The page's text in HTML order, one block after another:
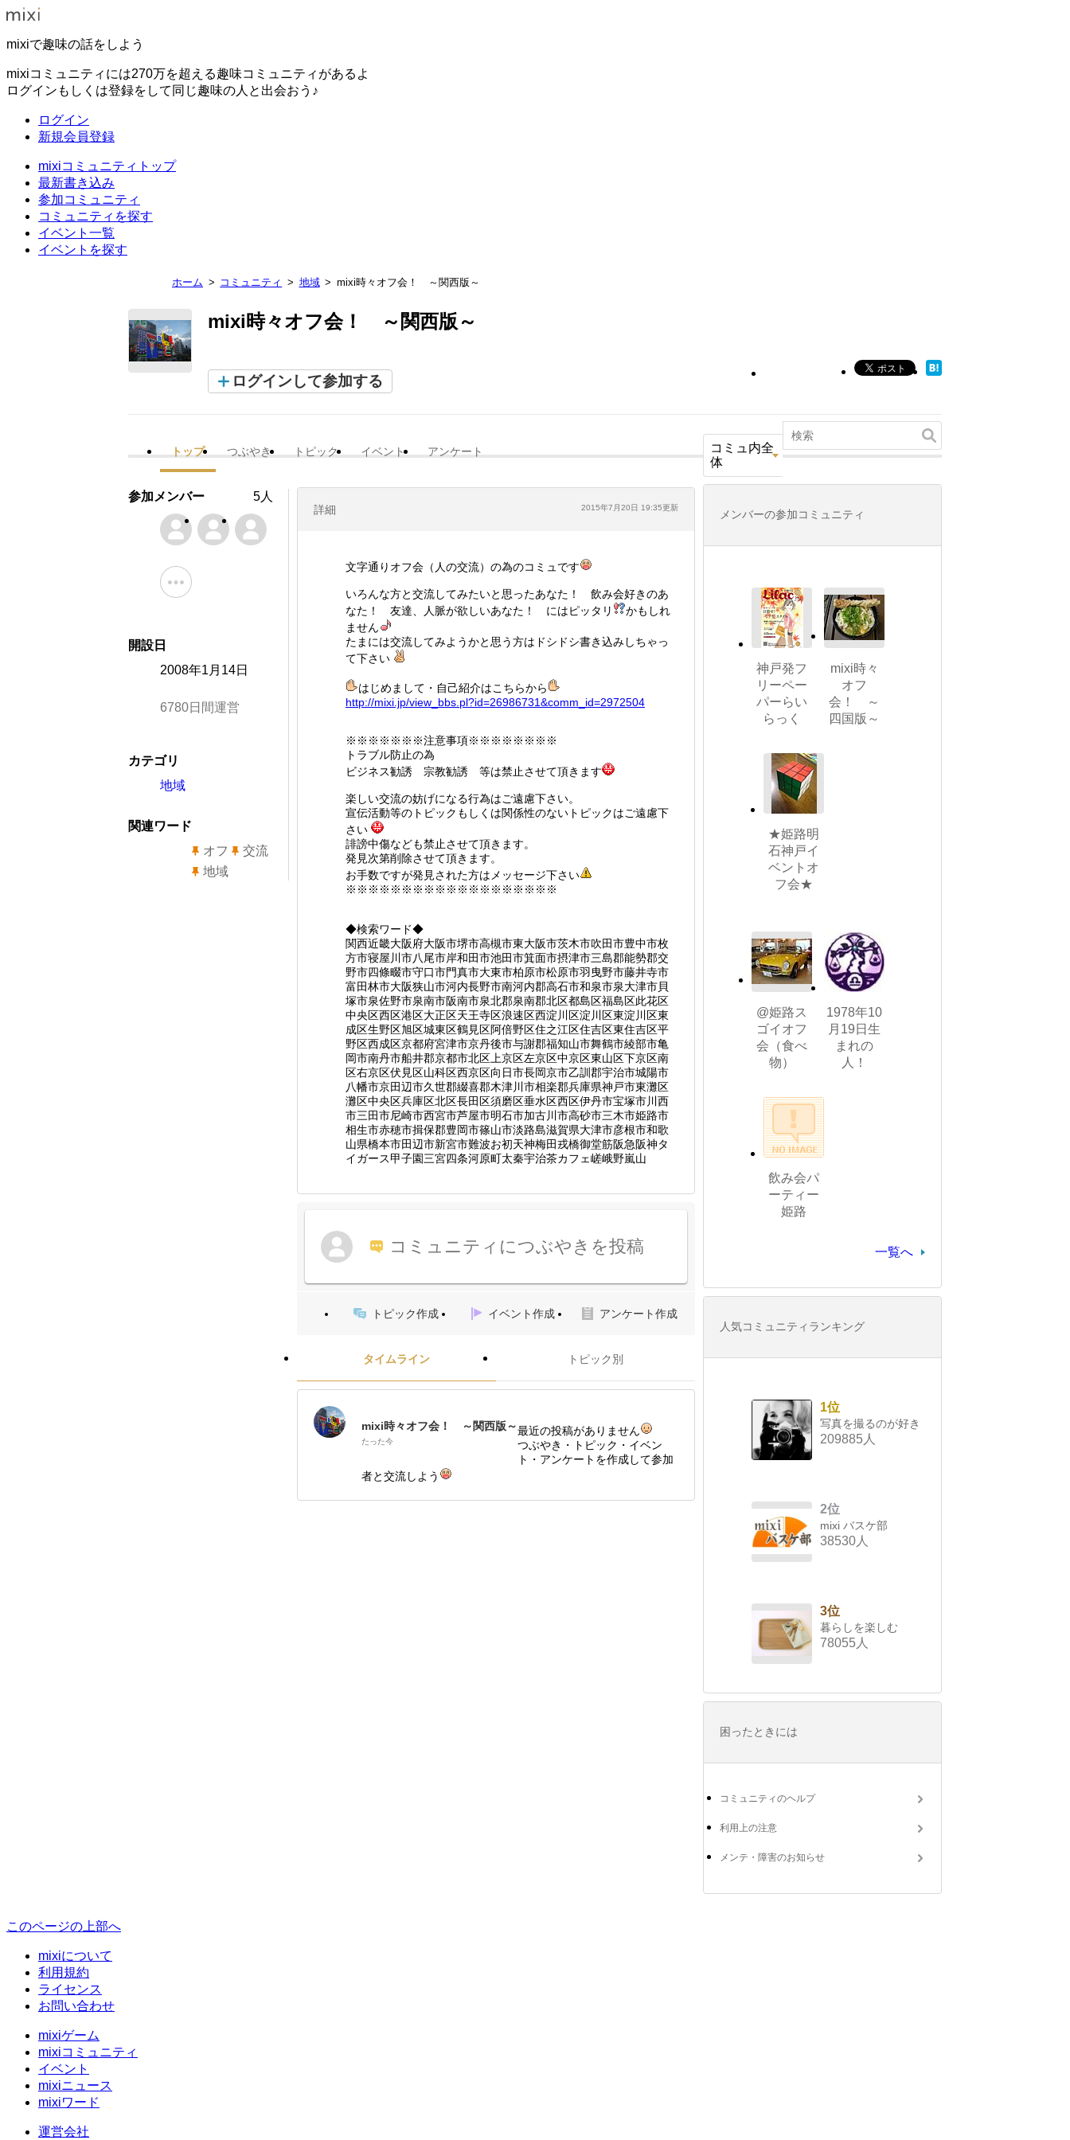
mixiで趣味の話をしよう
mixiコミュニティには270万を超える趣味コミュニティがあるよ
ログインもしくは登録をして同じ趣味の人と出会おう♪
ログイン
新規会員登録
mixiコミュニティトップ
最新書き込み
参加コミュニティ
コミュニティを探す
イベント一覧
イベントを探す
ホーム コミュニティ 地域 mixi時々オフ会！ ～関西版～
mixi時々オフ会！ ～関西版～
ログインして参加する
トップ つぶやき トピック イベント アンケート
コミュ内全
体
詳細 2015年7月20日 19:35更新
文字通りオフ会（人の交流）の為のコミュです
いろんな方と交流してみたいと思ったあなた！ 飲み会好きのあ
なた！ 友達、人脈が欲しいあなた！ にはピッタリ
かもしれ
ません
たまには交流してみようかと思う方はドシドシ書き込みしちゃっ
て下さい
はじめまして・自己紹介はこちらから
http://mixi.jp/view_bbs.pl?id=26986731&comm_id=2972504
※※※※※※※注意事項※※※※※※※※
トラブル防止の為
ビジネス勧誘 宗教勧誘 等は禁止させて頂きます
楽しい交流の妨げになる行為はご遠慮下さい。
宣伝活動等のトピックもしくは関係性のないトピックはご遠慮下
さい
誹謗中傷なども禁止させて頂きます。
発見次第削除させて頂きます。
お手数ですが発見された方はメッセージ下さい
※※※※※※※※※※※※※※※※※※※
◆検索ワード◆
関西近畿大阪府大阪市堺市高槻市東大阪市茨木市吹田市豊中市枚
方市寝屋川市八尾市岸和田市池田市箕面市摂津市三島郡能勢郡交
野市四條畷市守口市門真市大東市柏原市松原市羽曳野市藤井寺市
富田林市大阪狭山市河内長野市南河内郡高石市和泉市泉大津市貝
塚市泉佐野市泉南市阪南市泉北郡泉南郡北区都島区福島区此花区
中央区西区港区大正区天王寺区浪速区西淀川区淀川区東淀川区東
成区生野区旭区城東区鶴見区阿倍野区住之江区住吉区東住吉区平
野区西成区京都府宮津市京丹後市与謝郡福知山市舞鶴市綾部市亀
岡市南丹市船井郡京都市北区上京区左京区中京区東山区下京区南
区右京区伏見区山科区西京区向日市長岡京市乙訓郡宇治市城陽市
八幡市京田辺市久世郡綴喜郡木津川市相楽郡兵庫県神戸市東灘区
灘区中央区兵庫区北区長田区須磨区垂水区西区伊丹市宝塚市川西
市三田市尼崎市西宮市芦屋市明石市加古川市高砂市三木市姫路市
相生市赤穂市揖保郡豊岡市篠山市淡路島滋賀県大津市彦根市和歌
山県橋本市田辺市新宮市難波お初天神梅田戎橋御堂筋阪急阪神タ
イガース甲子園三宮四条河原町太秦宇治茶カフェ嵯峨野嵐山
コミュニティにつぶやきを投稿
トピック作成 イベント作成 アンケート作成
タイムライン トピック別
mixi時々オフ会！ ～関西版～
たった今
最近の投稿がありません
つぶやき・トピック・イベン
ト・アンケートを作成して参加
者と交流しよう
参加メンバー 5人
開設日
2008年1月14日
6780日間運営
カテゴリ
地域
関連ワード
オフ
交流
地域
メンバーの参加コミュニティ
神戸発フ
リーペー
パーらい
らっく
mixi時々
オフ
会！ ～
四国版～
★姫路明
石神戸イ
ベントオ
フ会★
@姫路ス
ゴイオフ
会（食べ
物）
1978年10
月19日生
まれの
人！
飲み会パ
ーティー
姫路
一覧へ
人気コミュニティランキング
1位
写真を撮るのが好き
209885人
2位
mixi バスケ部
38530人
3位
暮らしを楽しむ
78055人
困ったときには
コミュニティのヘルプ
利用上の注意
メンテ・障害のお知らせ
このページの上部へ
mixiについて
利用規約
ライセンス
お問い合わせ
mixiゲーム
mixiコミュニティ
イベント
mixiニュース
mixiワード
運営会社